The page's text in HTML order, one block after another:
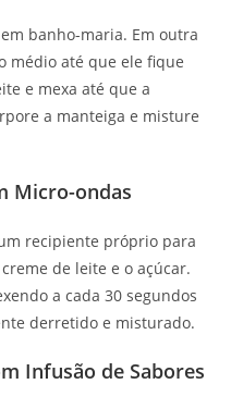
banho-maria. Em outra
médio até que ele fique
e mexa até que a
a manteiga e misture
Micro-ondas
recipiente próprio para
de leite e o açúcar.
a cada 30 segundos
derretido e misturado.
Infusão de Sabores